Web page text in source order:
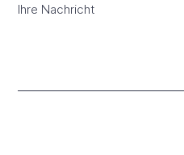
Ihre Nachricht